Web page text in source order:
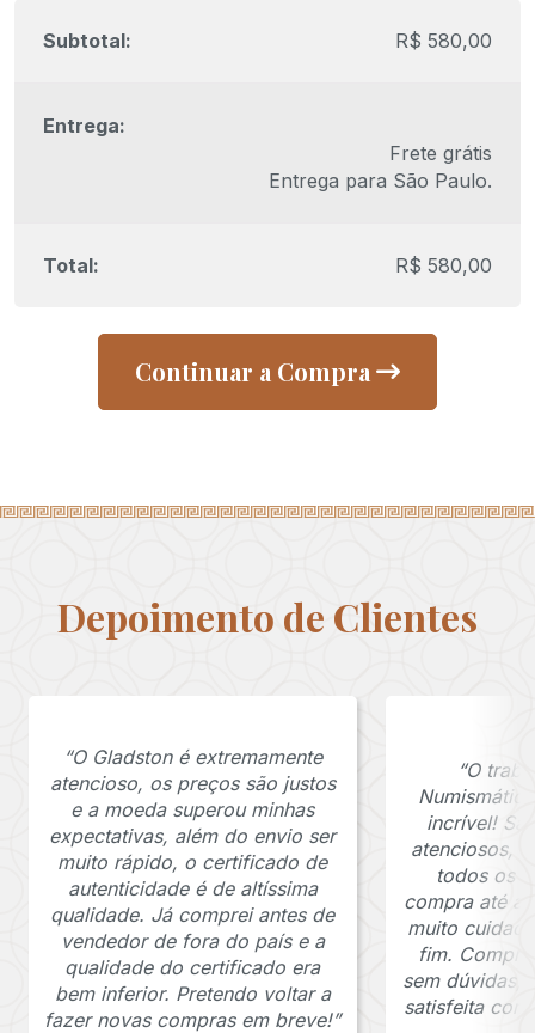
R$ 580,00
Frete grátis
Entrega para São Paulo.
R$ 580,00
Continuar a Compra
Depoimento de Clientes
“O Gladston é extremamente
atencioso, os preços são justos
e a moeda superou minhas
expectativas, além do envio ser
muito rápido, o certificado de
autenticidade é de altíssima
qualidade. Já comprei antes de
vendedor de fora do país e a
qualidade do certificado era
bem inferior. Pretendo voltar a
fazer novas compras em breve!”
“O
incrível!
atenciosos,
todos os
compra até a
muito
fim.
sem dúvidas,
satisfeita com